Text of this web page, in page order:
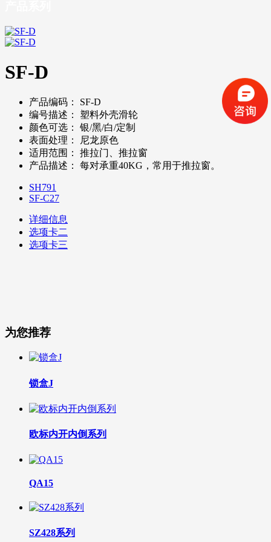
SF-D
产品编码：
SF-D
编号描述：
塑料外壳滑轮
颜色可选：
银/黑/白/定制
表面处理：
尼龙原色
适用范围：
推拉门、推拉窗
产品描述：
每对承重40KG，常用于推拉窗。
SH791
SF-C27
详细信息
选项卡二
选项卡三
为您推荐
锁盒J
欧标内开内倒系列
QA15
SZ428系列